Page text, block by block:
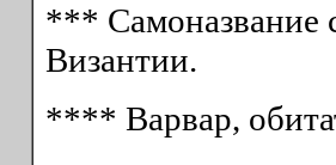
*** Самоназвание
Византии.
**** Варвар,